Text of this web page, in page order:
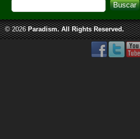
© 2026 Paradism. All Rights Reserved.